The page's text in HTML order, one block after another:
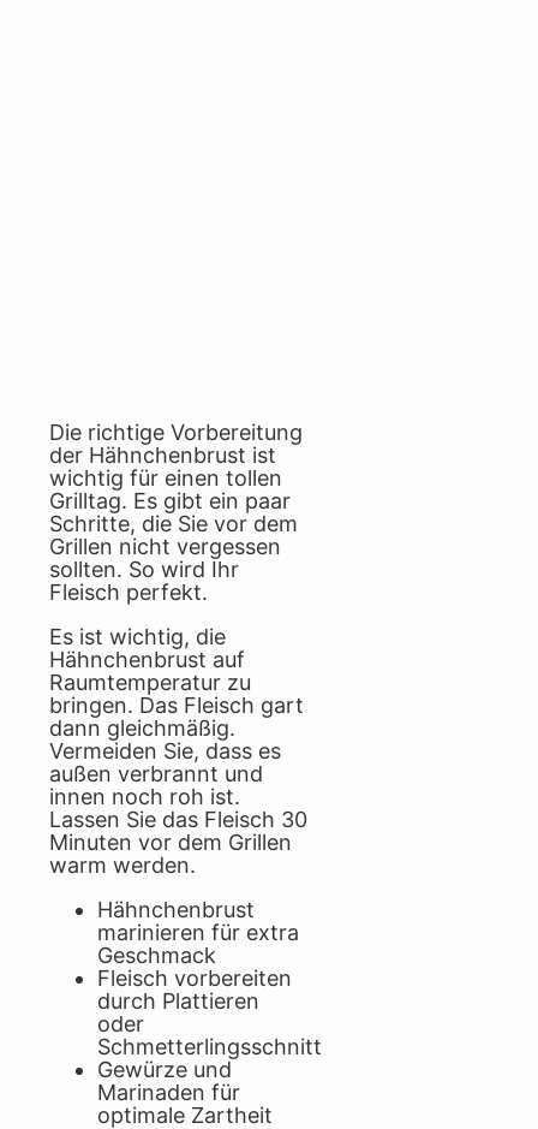
Die richtige Vorbereitung
der Hähnchenbrust ist
wichtig für einen tollen
Grilltag. Es gibt ein paar
Schritte, die Sie vor dem
Grillen nicht vergessen
sollten. So wird Ihr
Fleisch perfekt.
Es ist wichtig, die
Hähnchenbrust auf
Raumtemperatur zu
bringen. Das Fleisch gart
dann gleichmäßig.
Vermeiden Sie, dass es
außen verbrannt und
innen noch roh ist.
Lassen Sie das Fleisch 30
Minuten vor dem Grillen
warm werden.
Hähnchenbrust
marinieren für extra
Geschmack
Fleisch vorbereiten
durch Plattieren
oder
Schmetterlingsschnitt
Gewürze und
Marinaden für
optimale Zartheit